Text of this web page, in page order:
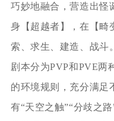
巧妙地融合，营造出怪
身【超越者】，在【畸
索、求生、建造、战斗
剧本分为PVP和PVE两
的环境规则，充分满足
有“天空之触”“分歧之